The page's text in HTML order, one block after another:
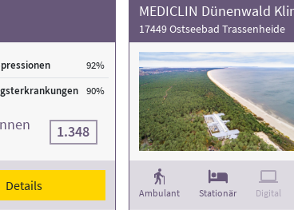
92%
90%
1.348
Details
MEDICLIN Dünenwald
17449 Ostseebad Trassenheide
Ambulant Stationär Digital